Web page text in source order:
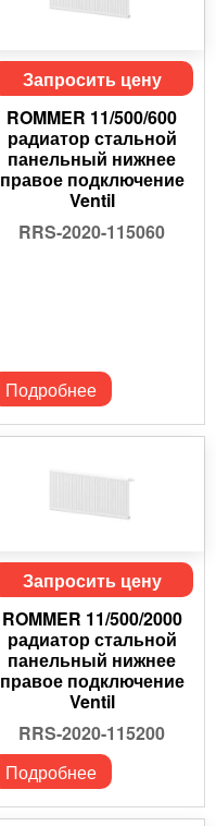
Запросить цену
ROMMER 11/500/600
радиатор стальной
панельный нижнее
правое подключение
Ventil
RRS-2020-115060
Подробнее
Запросить цену
ROMMER 11/500/2000
радиатор стальной
панельный нижнее
правое подключение
Ventil
RRS-2020-115200
Подробнее